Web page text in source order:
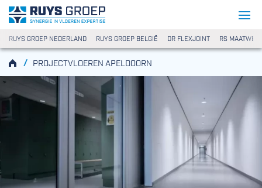
Ga naar content
Ruys Groep
RUYS GROEP NEDERLAND RUYS GROEP BELGIË DR FLEXJOINT RS
Projectvloeren Apeldoorn
HOMEPROJECTVLOEREN APELDOORN
/